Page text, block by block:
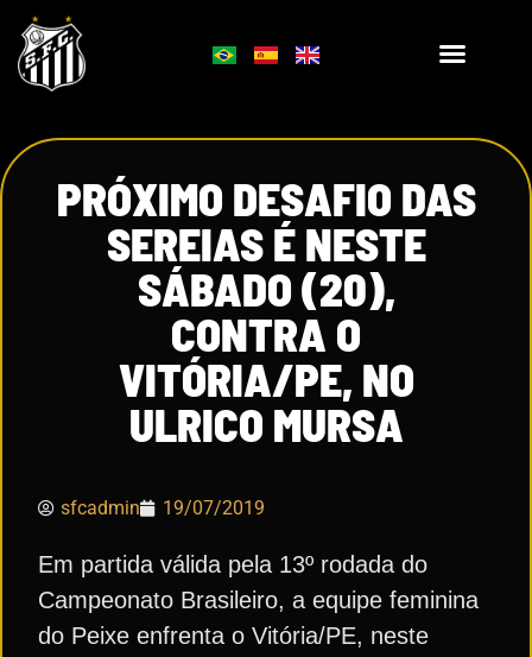
PRÓXIMO DESAFIO DAS
SEREIAS É NESTE
SÁBADO (20),
CONTRA O
VITÓRIA/PE, NO
ULRICO MURSA
sfcadmin 19/07/2019
Em partida válida pela 13º rodada do
Campeonato Brasileiro, a equipe feminina
do Peixe enfrenta o Vitória/PE, neste